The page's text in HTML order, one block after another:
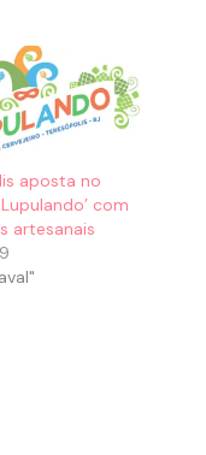
aposta no
com
artesanais